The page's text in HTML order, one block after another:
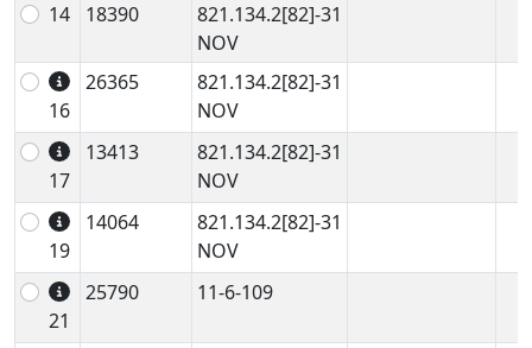
14
18390
821.134.2[82]-31
NOV
16
26365
821.134.2[82]-31
NOV
17
13413
821.134.2[82]-31
NOV
19
14064
821.134.2[82]-31
NOV
21
25790 11-6-109